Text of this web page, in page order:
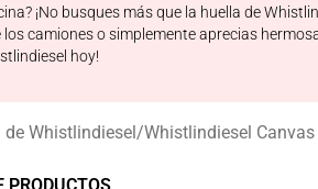
¡No busques más que la huella de
los camiones o simplemente aprecias
hoy!
de Whistlindiesel/Whistlindiesel